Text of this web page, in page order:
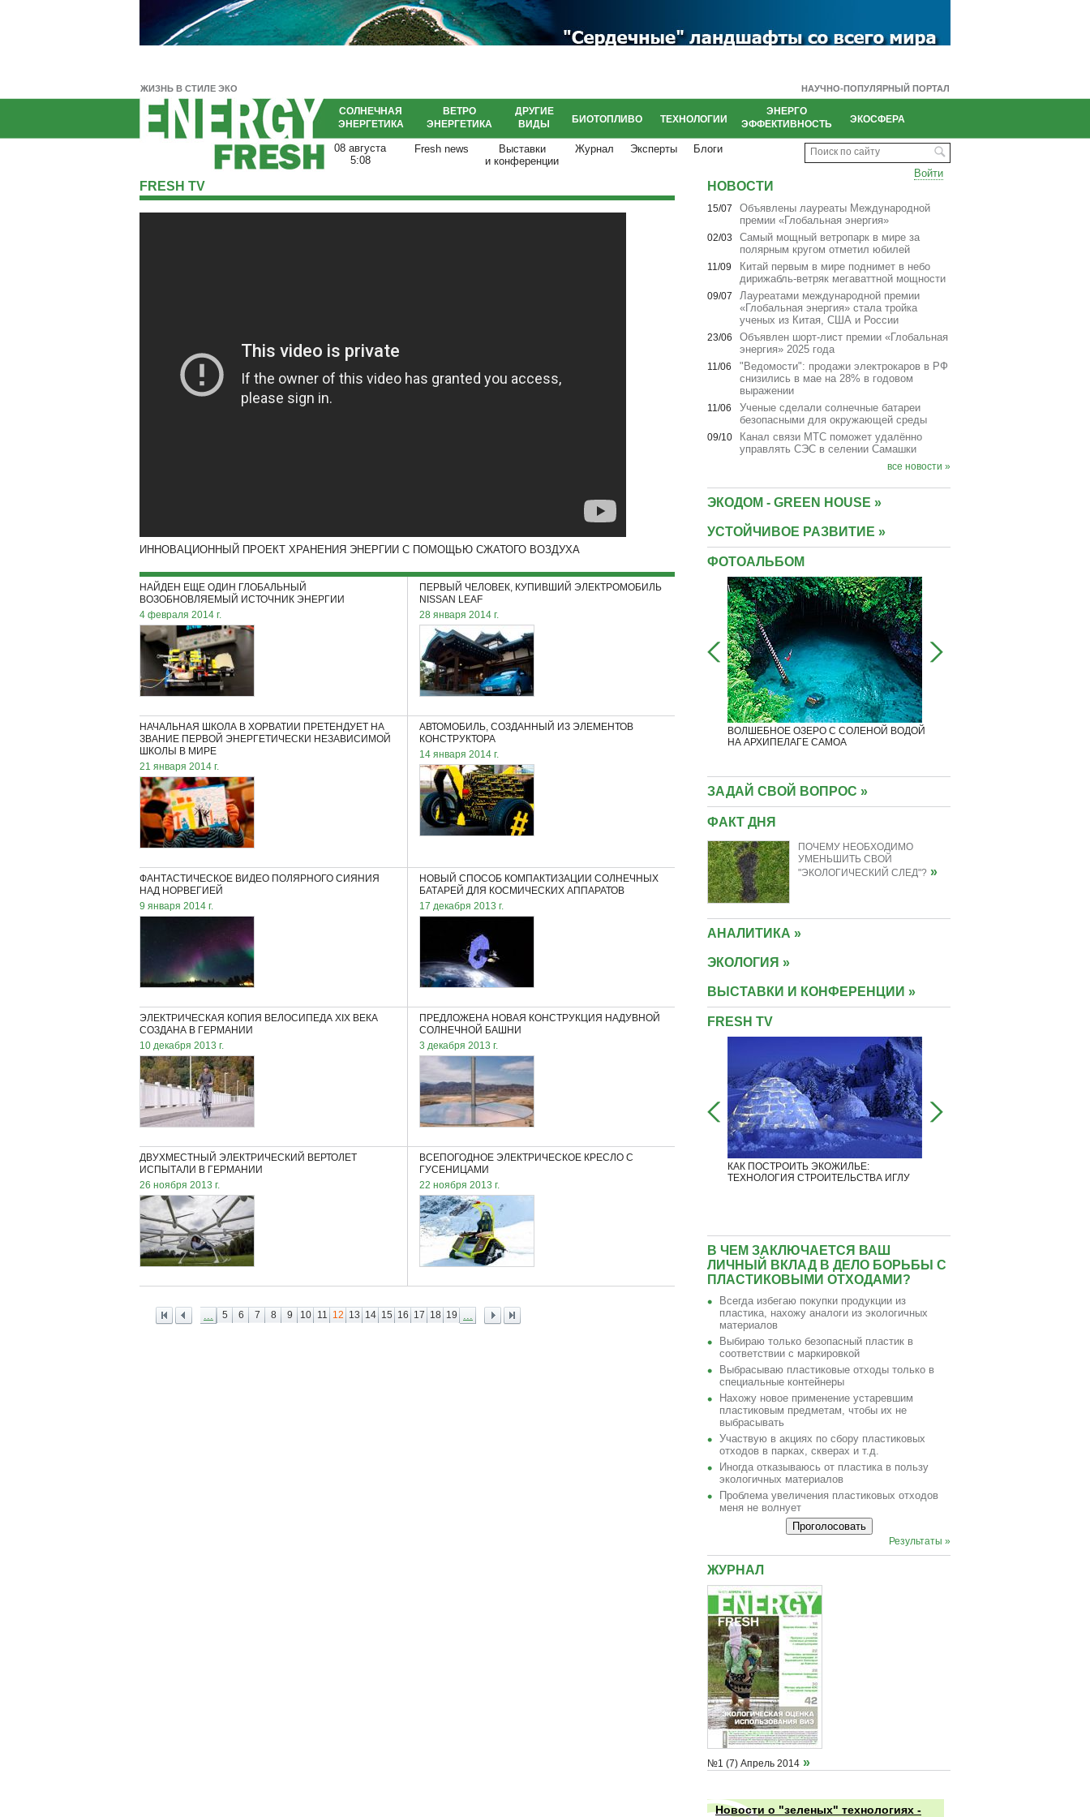
ЖИЗНЬ В СТИЛЕ ЭКО НАУЧНО-ПОПУЛЯРНЫЙ ПОРТАЛ
СОЛНЕЧНАЯ
ЭНЕРГЕТИКА
ВЕТРО
ЭНЕРГЕТИКА
ДРУГИЕ
ВИДЫ
БИОТОПЛИВО ТЕХНОЛОГИИ
ЭНЕРГО
ЭФФЕКТИВНОСТЬ
ЭКОСФЕРА
Fresh news
Выставки
и конференции
Журнал Эксперты Блоги
08 августа
5:08
Поиск по сайту
Войти
FRESH TV
ИННОВАЦИОННЫЙ ПРОЕКТ ХРАНЕНИЯ ЭНЕРГИИ С ПОМОЩЬЮ СЖАТОГО ВОЗДУХА
НАЙДЕН ЕЩЕ ОДИН ГЛОБАЛЬНЫЙ
ВОЗОБНОВЛЯЕМЫЙ ИСТОЧНИК ЭНЕРГИИ
4 февраля 2014 г.
ПЕРВЫЙ ЧЕЛОВЕК, КУПИВШИЙ ЭЛЕКТРОМОБИЛЬ
NISSAN LEAF
28 января 2014 г.
НАЧАЛЬНАЯ ШКОЛА В ХОРВАТИИ ПРЕТЕНДУЕТ НА
ЗВАНИЕ ПЕРВОЙ ЭНЕРГЕТИЧЕСКИ НЕЗАВИСИМОЙ
ШКОЛЫ В МИРЕ
21 января 2014 г.
АВТОМОБИЛЬ, СОЗДАННЫЙ ИЗ ЭЛЕМЕНТОВ
КОНСТРУКТОРА
14 января 2014 г.
ФАНТАСТИЧЕСКОЕ ВИДЕО ПОЛЯРНОГО СИЯНИЯ
НАД НОРВЕГИЕЙ
9 января 2014 г.
НОВЫЙ СПОСОБ КОМПАКТИЗАЦИИ СОЛНЕЧНЫХ
БАТАРЕЙ ДЛЯ КОСМИЧЕСКИХ АППАРАТОВ
17 декабря 2013 г.
ЭЛЕКТРИЧЕСКАЯ КОПИЯ ВЕЛОСИПЕДА XIX ВЕКА
СОЗДАНА В ГЕРМАНИИ
10 декабря 2013 г.
ПРЕДЛОЖЕНА НОВАЯ КОНСТРУКЦИЯ НАДУВНОЙ
СОЛНЕЧНОЙ БАШНИ
3 декабря 2013 г.
ДВУХМЕСТНЫЙ ЭЛЕКТРИЧЕСКИЙ ВЕРТОЛЕТ
ИСПЫТАЛИ В ГЕРМАНИИ
26 ноября 2013 г.
ВСЕПОГОДНОЕ ЭЛЕКТРИЧЕСКОЕ КРЕСЛО С
ГУСЕНИЦАМИ
22 ноября 2013 г.
... 5 6 7 8 9 10 11 12 13 14 15 16 17 18 19 ...
НОВОСТИ
Объявлены лауреаты Международной
премии «Глобальная энергия»
15/07
Cамый мощный ветропарк в мире за
полярным кругом отметил юбилей
02/03
Китай первым в мире поднимет в небо
дирижабль-ветряк мегаваттной мощности
11/09
Лауреатами международной премии
«Глобальная энергия» стала тройка
ученых из Китая, США и России
09/07
Объявлен шорт-лист премии «Глобальная
энергия» 2025 года
23/06
"Ведомости": продажи электрокаров в РФ
снизились в мае на 28% в годовом
выражении
11/06
Ученые сделали солнечные батареи
безопасными для окружающей среды
11/06
Канал связи МТС поможет удалённо
управлять СЭС в селении Самашки
09/10
все новости »
ЭКОДОМ - GREEN HOUSE »
УСТОЙЧИВОЕ РАЗВИТИЕ »
ФОТОАЛЬБОМ
МИНИ-САДИКИ, КОТОРЫЕ ЛЕГКО МОЖНО
ВОЛШЕБНОЕ ОЗЕРО С СОЛЕНОЙ ВОДОЙ
НА АРХИПЕЛАГЕ САМОА
ЗАДАЙ СВОЙ ВОПРОС »
ФАКТ ДНЯ
ПОЧЕМУ НЕОБХОДИМО
УМЕНЬШИТЬ СВОЙ
"ЭКОЛОГИЧЕСКИЙ СЛЕД"? »
АНАЛИТИКА »
ЭКОЛОГИЯ »
ВЫСТАВКИ И КОНФЕРЕНЦИИ »
FRESH TV
КАК ПОСТРОИТЬ ЭКОЖИЛЬЕ:
ТЕХНОЛОГИЯ СТРОИТЕЛЬСТВА ИГЛУ
В ЧЕМ ЗАКЛЮЧАЕТСЯ ВАШ
ЛИЧНЫЙ ВКЛАД В ДЕЛО БОРЬБЫ С
ПЛАСТИКОВЫМИ ОТХОДАМИ?
Всегда избегаю покупки продукции из
пластика, нахожу аналоги из экологичных
материалов
Выбираю только безопасный пластик в
соответствии с маркировкой
Выбрасываю пластиковые отходы только в
специальные контейнеры
Нахожу новое применение устаревшим
пластиковым предметам, чтобы их не
выбрасывать
Участвую в акциях по сбору пластиковых
отходов в парках, скверах и т.д.
Иногда отказываюсь от пластика в пользу
экологичных материалов
Проблема увеличения пластиковых отходов
меня не волнует
Результаты »
ЖУРНАЛ
№1 (7) Апрель 2014 »
Новости о "зеленых" технологиях -